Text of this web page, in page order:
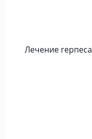
Лечение герпеса